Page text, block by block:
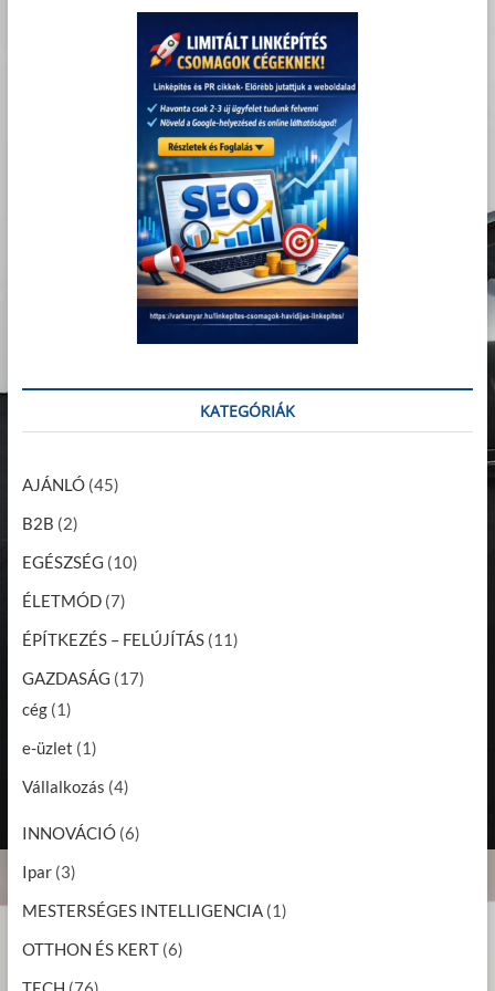
KATEGÓRIÁK
AJÁNLÓ(45)
B2B (2)
EGÉSZSÉG (10)
ÉLETMÓD(7)
ÉPÍTKEZÉS – FELÚJÍTÁS(11)
GAZDASÁG (17)
cég(1)
e-üzlet (1)
Vállalkozás (4)
INNOVÁCIÓ(6)
Ipar(3)
MESTERSÉGES INTELLIGENCIA(1)
OTTHON ÉS KERT(6)